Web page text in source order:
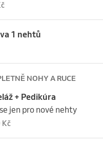
1 nehtů
NOHY A RUCE
+ Pedikúra
jen pro nové nehty
Kč